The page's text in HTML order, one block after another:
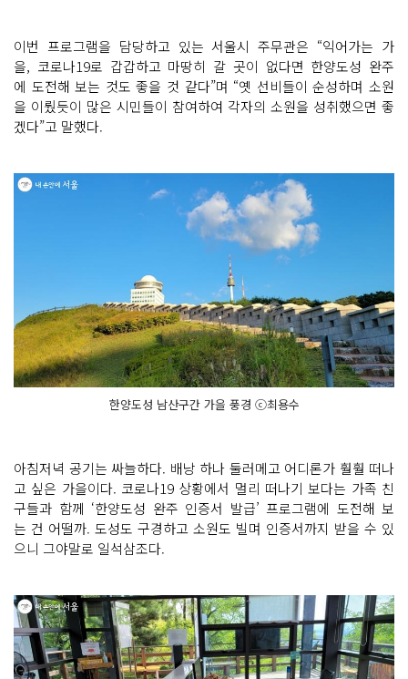
이번 프로그램을 담당하고 있는 서울시 주무관은 “익어가는 가
을, 코로나19로 갑갑하고 마땅히 갈 곳이 없다면 한양도성 완주
에 도전해 보는 것도 좋을 것 같다”며 “옛 선비들이 순성하며 소원
을 이뤘듯이 많은 시민들이 참여하여 각자의 소원을 성취했으면 좋
겠다”고 말했다.
한양도성 남산구간 가을 풍경 ⓒ최용수
아침저녁 공기는 싸늘하다. 배낭 하나 둘러메고 어디론가 훨훨 떠나
고 싶은 가을이다. 코로나19 상황에서 멀리 떠나기 보다는 가족 친
구들과 함께 ‘한양도성 완주 인증서 발급’ 프로그램에 도전해 보
는 건 어떨까. 도성도 구경하고 소원도 빌며 인증서까지 받을 수 있
으니 그야말로 일석삼조다.